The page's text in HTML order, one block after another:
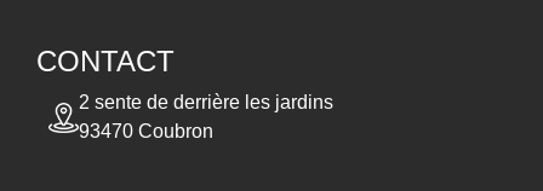
CONTACT
2 sente de derrière les jardins
93470 Coubron